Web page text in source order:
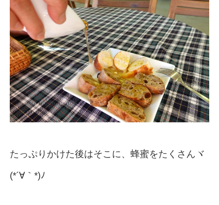
たっぷりかけた後はそこに、蜂蜜をたくさんヾ
(*´∀｀*)ﾉ